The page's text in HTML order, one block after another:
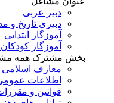
دبير عربی
دبیری تاریخ و
آموزگار ابتدایی
آموزگار
بخش مشترک همه
معارف اسلامی
اطلاعات
قوانین و